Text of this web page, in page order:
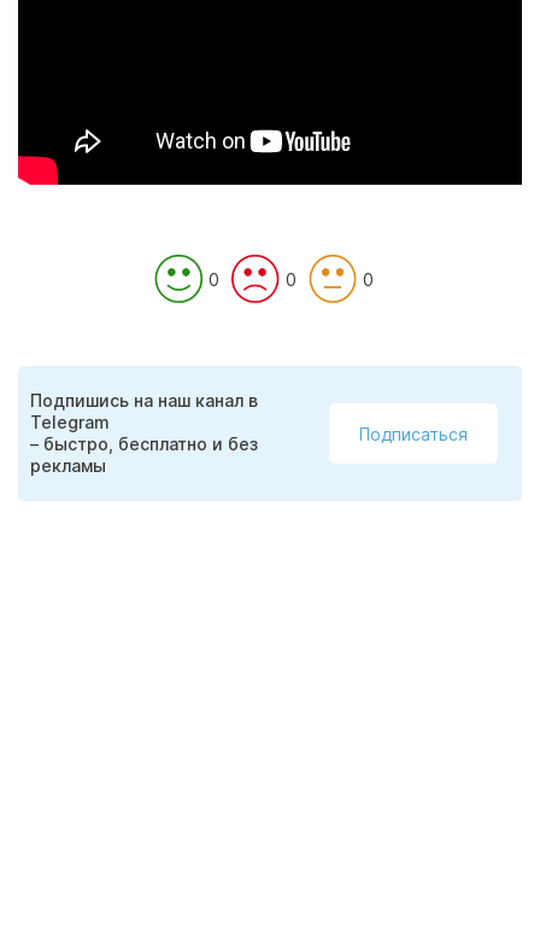
0 0 0
Подпишись на наш канал в
Telegram
– быстро, бесплатно и без
рекламы
Подписаться